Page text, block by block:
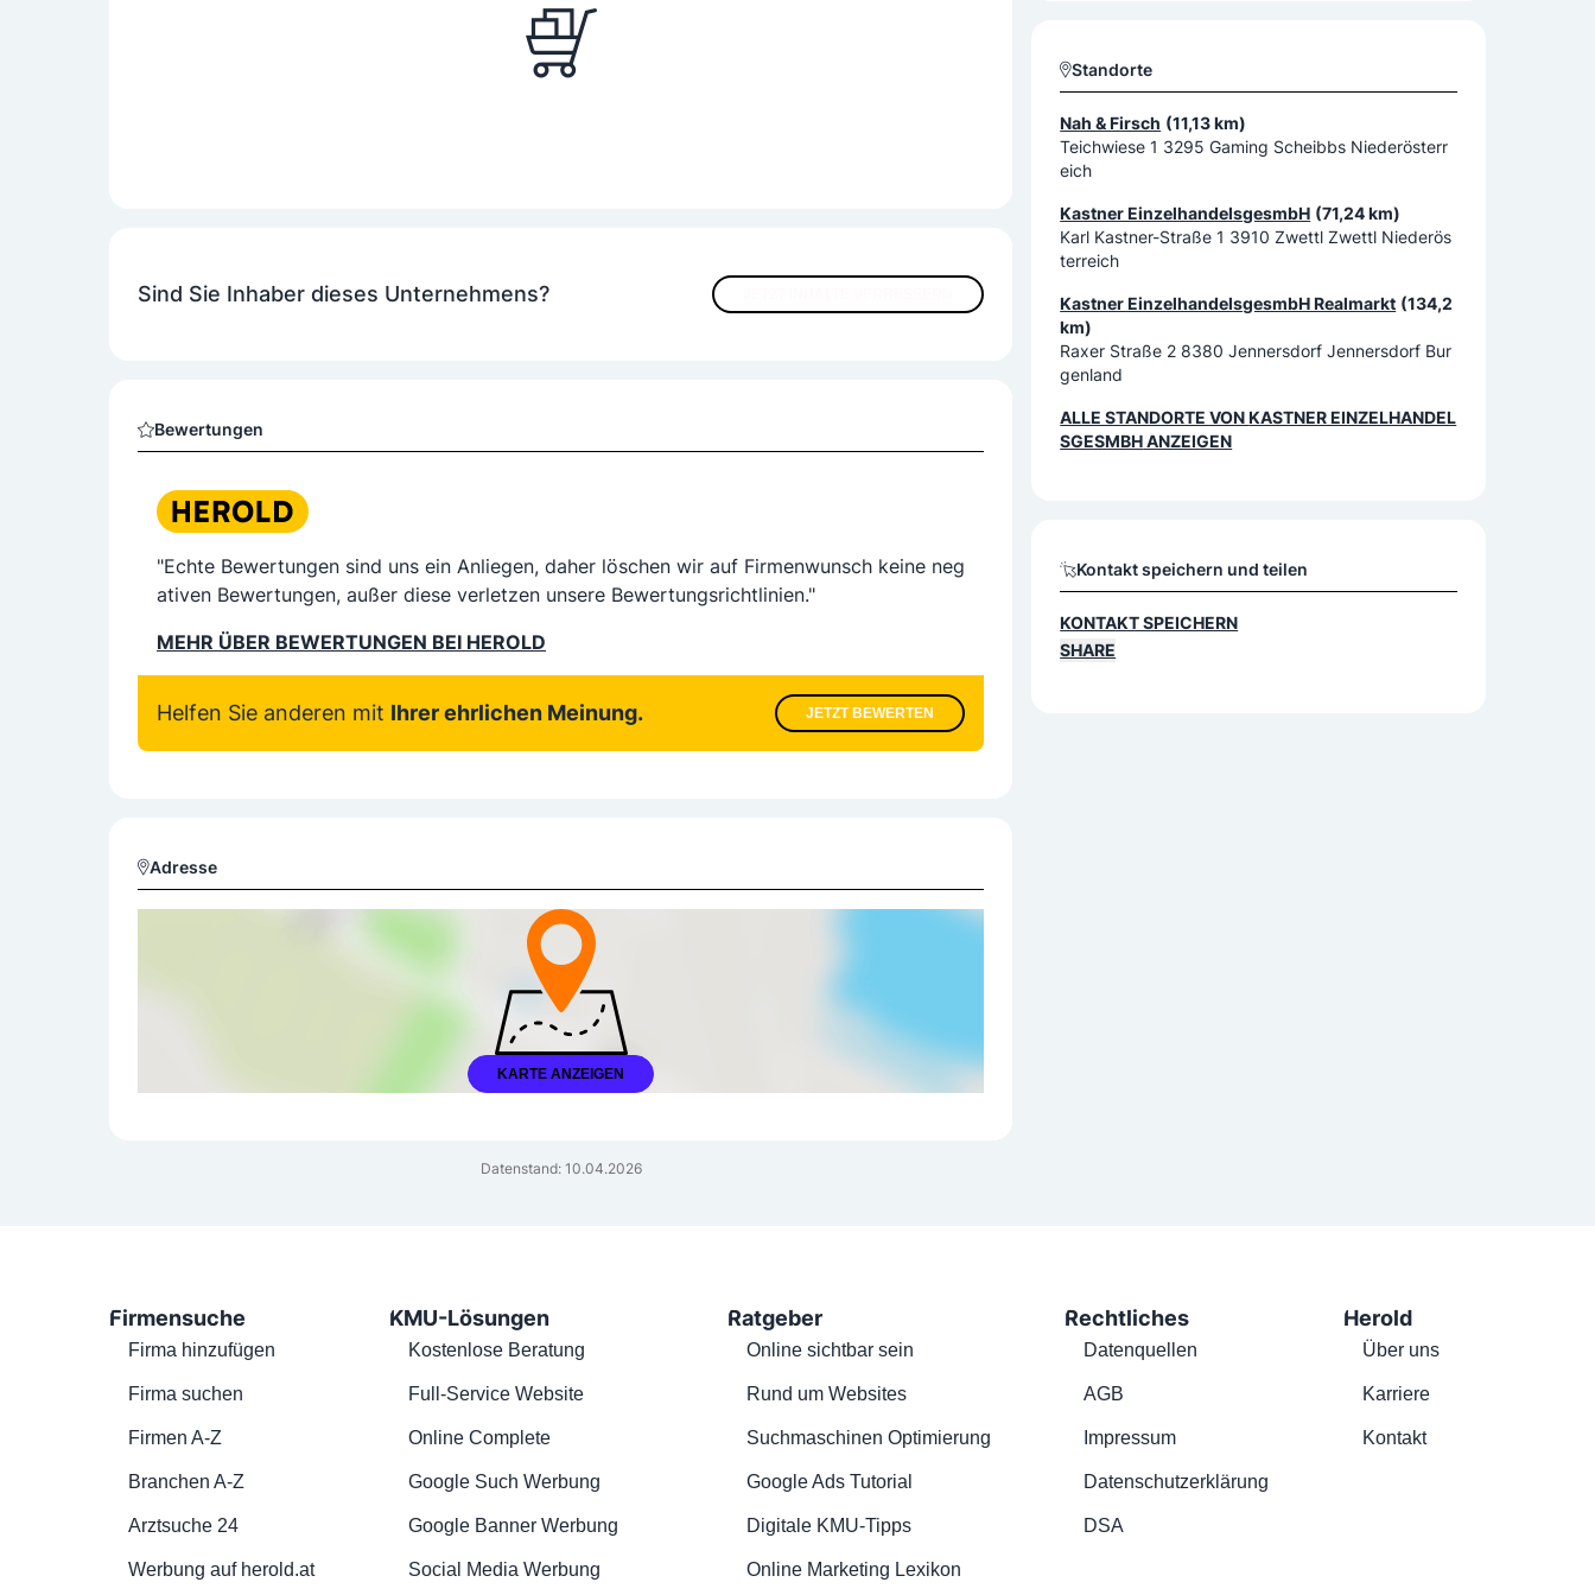
Sind Sie Inhaber dieses Unternehmens?
Bewertungen
"Echte Bewertungen sind uns ein Anliegen, daher löschen wir auf Firmenwunsch keine neg
ativen Bewertungen, außer diese verletzen unsere Bewertungsrichtlinien."
MEHR ÜBER BEWERTUNGEN BEI HEROLD
Helfen Sie anderen mit Ihrer ehrlichen Meinung. JETZT BEWERTEN
Adresse
KARTE ANZEIGEN
Datenstand: 10.04.2026
Standorte
Nah & Firsch (11,13 km)
Teichwiese 1 3295 Gaming Scheibbs Niederösterr
eich
Kastner EinzelhandelsgesmbH (71,24 km)
Karl Kastner-Straße 1 3910 Zwettl Zwettl Niederös
terreich
Kastner EinzelhandelsgesmbH Realmarkt (134,2
km)
Raxer Straße 2 8380 Jennersdorf Jennersdorf Bur
genland
ALLE STANDORTE VONKASTNER EINZELHANDEL
SGESMBHANZEIGEN
Kontakt speichern und teilen
KONTAKT SPEICHERN
SHARE
Firmensuche
Firma hinzufügen
Firma suchen
Firmen A-Z
Branchen A-Z
Arztsuche 24
Werbung auf herold.at
KMU-Lösungen
Kostenlose Beratung
Full-Service Website
Online Complete
Google Such Werbung
Google Banner Werbung
Social Media Werbung
Ratgeber
Online sichtbar sein
Rund um Websites
Suchmaschinen Optimierung
Google Ads Tutorial
Digitale KMU-Tipps
Online Marketing Lexikon
Rechtliches
Datenquellen
AGB
Impressum
Datenschutzerklärung
DSA
Herold
Über uns
Karriere
Kontakt